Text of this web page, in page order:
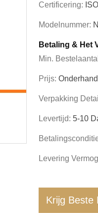
Certificering:
Modelnummer:
Betaling & Het
Min.
Prijs:
Verpakking
Levertijd: 5-10
Levering
Krijg Beste